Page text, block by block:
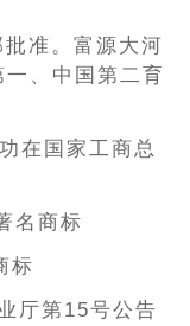
准。富源大河
一、中国第二育
在国家工商总
名商标
标
厅第15号公告